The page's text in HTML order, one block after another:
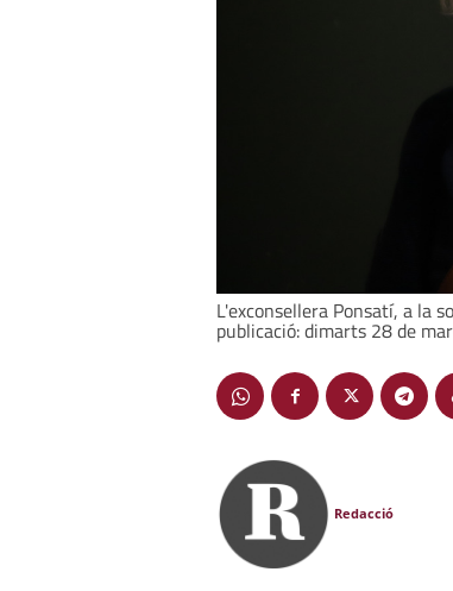
L'exconsellera Ponsatí, a la
publicació: dimarts 28 de
Redacció